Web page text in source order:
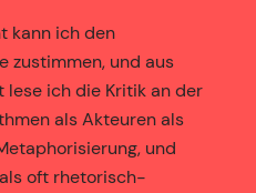
kann ich den
zustimmen, und aus
lese ich die Kritik an der
als Akteuren als
und
oft rhetorisch-